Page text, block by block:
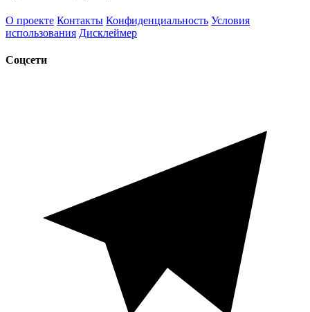
О проекте Контакты Конфиденциальность Условия
использования Дисклеймер
Соцсети